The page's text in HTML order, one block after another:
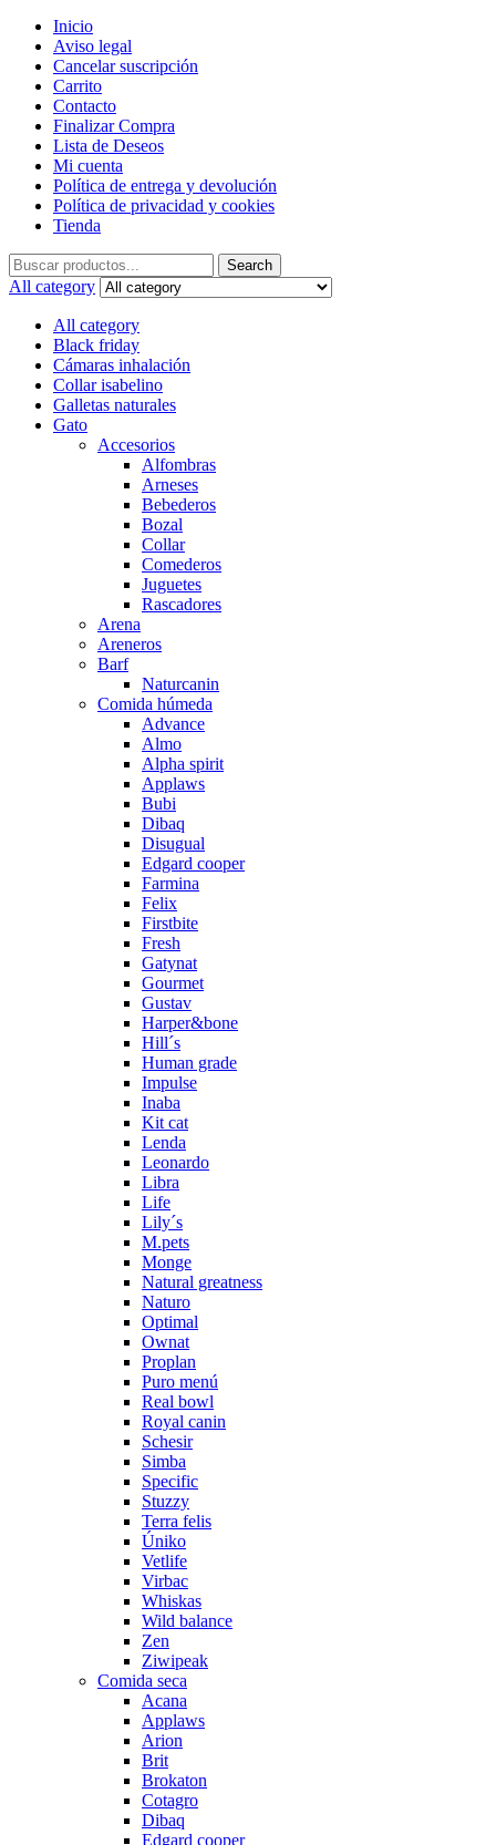
Inicio
Aviso legal
Cancelar suscripción
Carrito
Contacto
Finalizar Compra
Lista de Deseos
Mi cuenta
Política de entrega y devolución
Política de privacidad y cookies
Tienda
Search
for:
Search
All category
All category
Black friday
Cámaras inhalación
Collar isabelino
Galletas naturales
Gato
Accesorios
Alfombras
Arneses
Bebederos
Bozal
Collar
Comederos
Juguetes
Rascadores
Arena
Areneros
Barf
Naturcanin
Comida húmeda
Advance
Almo
Alpha spirit
Applaws
Bubi
Dibaq
Disugual
Edgard cooper
Farmina
Felix
Firstbite
Fresh
Gatynat
Gourmet
Gustav
Harper&bone
Hill´s
Human grade
Impulse
Inaba
Kit cat
Lenda
Leonardo
Libra
Life
Lily´s
M.pets
Monge
Natural greatness
Naturo
Optimal
Ownat
Proplan
Puro menú
Real bowl
Royal canin
Schesir
Simba
Specific
Stuzzy
Terra felis
Úniko
Vetlife
Virbac
Whiskas
Wild balance
Zen
Ziwipeak
Comida seca
Acana
Applaws
Arion
Brit
Brokaton
Cotagro
Dibaq
Edgard cooper